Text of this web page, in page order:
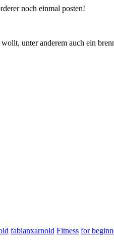
noch einmal posten!
unter anderem auch ein
fabianxarnold Fitness for